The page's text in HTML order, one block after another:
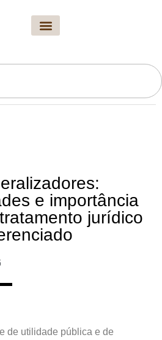
e importância
jurídico
de utilidade pública e de